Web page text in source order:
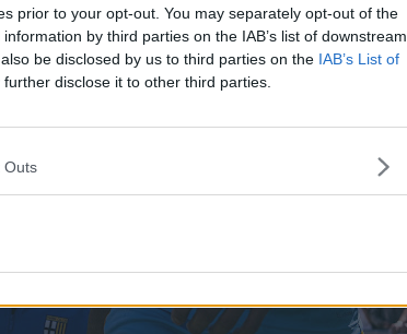
prior to your opt-out. You may separately opt-out of the
by third parties on the IAB’s list of downstream
be disclosed by us to third parties on the IAB’s List of
disclose it to other third parties.
Outs